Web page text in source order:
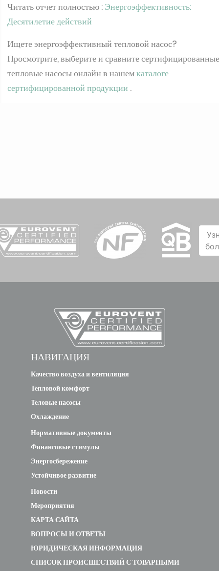
Читать отчет полностью : Энергоэффективность:
Десятилетие действий
Ищете энергоэффективный тепловой насос?
Просмотрите, выберите и сравните сертифицированные
тепловые насосы онлайн в нашемкаталоге
сертифицированной продукции .
НАВИГАЦИЯ
Качество воздуха и вентиляция
Тепловой комфорт
Теловые насосы
Охлаждение
Нормативные документы
Финансовые стимулы
Энергосбережение
Устойчивое развитие
Новости
Мероприятия
КАРТА САЙТА
ВОПРОСЫ И ОТВЕТЫ
ЮРИДИЧЕСКАЯ ИНФОРМАЦИЯ
СПИСОК ПРОИСШЕСТВИЙ С ТОВАРНЫМИ